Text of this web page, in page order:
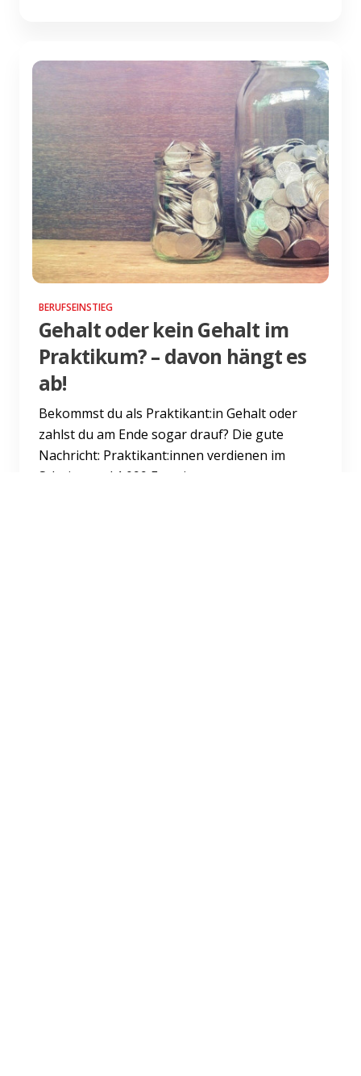
BERUFSEINSTIEG
Gehalt oder kein Gehalt im
Praktikum? – davon hängt es
ab!
Bekommst du als Praktikant:in Gehalt oder
zahlst du am Ende sogar drauf? Die gute
Nachricht: Praktikant:innen verdienen im
Schnitt rund 1.099 Euro im...